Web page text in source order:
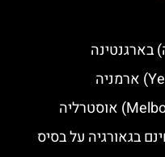
בגאורגיה על בסיס